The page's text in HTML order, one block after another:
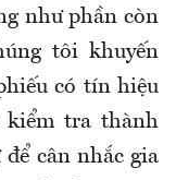
như phần còn
tôi khuyến
có tín hiệu
kiểm tra thành
cân nhắc gia